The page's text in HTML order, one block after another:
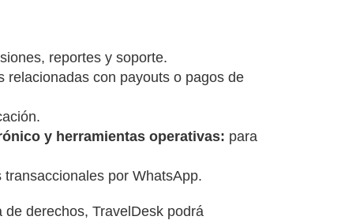
reportes y soporte.
relacionadas con payouts o pagos de
y herramientas operativas: para
por WhatsApp.
derechos, TravelDesk podrá